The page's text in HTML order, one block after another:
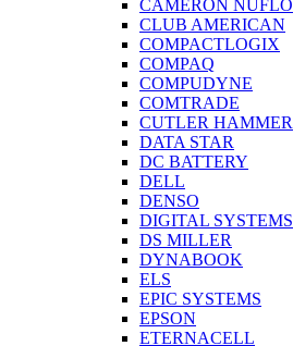
CAMERON NUFLO
CLUB AMERICAN
COMPACTLOGIX
COMPAQ
COMPUDYNE
COMTRADE
CUTLER HAMMER
DATA STAR
DC BATTERY
DELL
DENSO
DIGITAL SYSTEMS
DS MILLER
DYNABOOK
ELS
EPIC SYSTEMS
EPSON
ETERNACELL